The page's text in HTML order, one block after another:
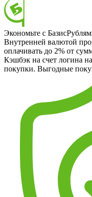
Экономьте с
Внутренней валютой
оплачивать до 2% от
Кэшбэк на счет логина
покупки. Выгодные